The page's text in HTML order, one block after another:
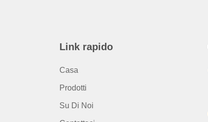
Link rapido
Casa
Prodotti
Su Di Noi